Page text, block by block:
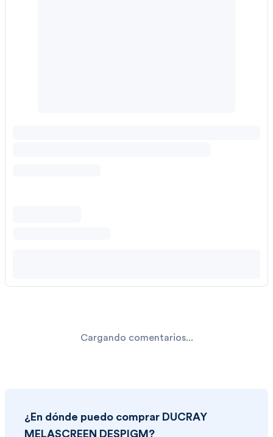
Cargando comentarios...
¿En dónde puedo comprar DUCRAY
MELASCREEN DESPIGM ?